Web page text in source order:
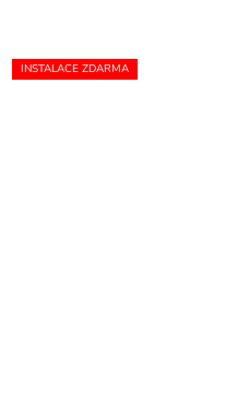
INSTALACE ZDARMA